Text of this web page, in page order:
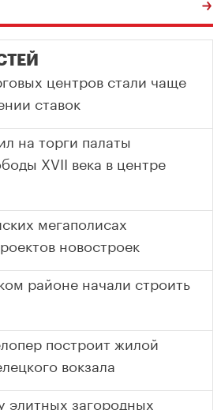
центров стали чаще
ставок
на торги палаты
XVII века в центре
мегаполисах
новостроек
районе начали строить
построит жилой
вокзала
элитных загородных